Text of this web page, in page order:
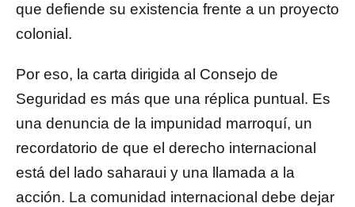
que defiende su existencia frente a un proyecto
colonial.
Por eso, la carta dirigida al Consejo de
Seguridad es más que una réplica puntual. Es
una denuncia de la impunidad marroquí, un
recordatorio de que el derecho internacional
está del lado saharaui y una llamada a la
acción. La comunidad internacional debe dejar